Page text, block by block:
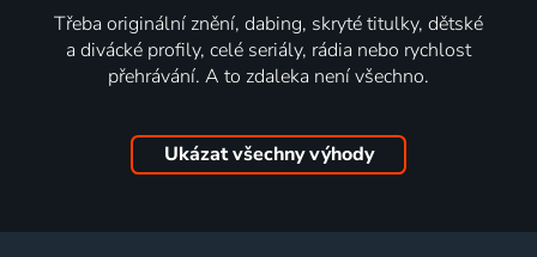
Třeba originální znění, dabing, skryté titulky, dětské
a divácké profily, celé seriály, rádia nebo rychlost
přehrávání. A to zdaleka není všechno.
Ukázat všechny výhody